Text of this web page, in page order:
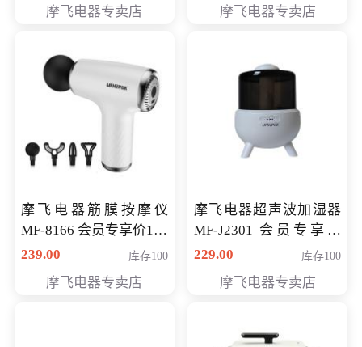
摩飞电器专卖店 摩飞电器专卖店
摩飞电器筋膜按摩仪
MF-8166 会员专享价168
元
239.00 库存100
摩飞电器专卖店
摩飞电器超声波加湿器
MF-J2301 会员专享价
168元
229.00 库存100
摩飞电器专卖店